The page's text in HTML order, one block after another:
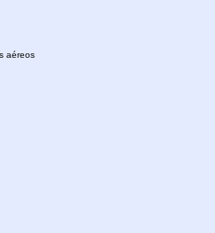
aéreos